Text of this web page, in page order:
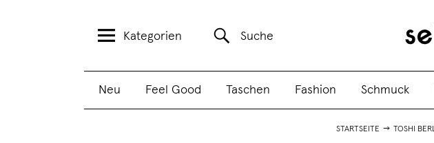
Kategorien Suche
Neu Feel Good Taschen Fashion Schmuck
STARTSEITE TOSHI